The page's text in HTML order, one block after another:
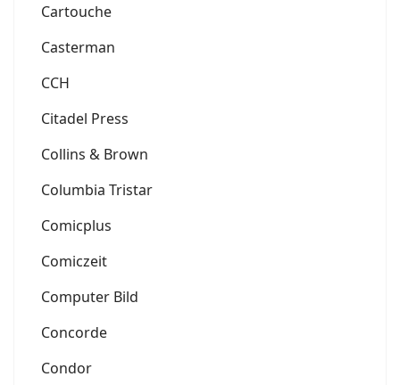
Cartouche
Casterman
CCH
Citadel Press
Collins & Brown
Columbia Tristar
Comicplus
Comiczeit
Computer Bild
Concorde
Condor